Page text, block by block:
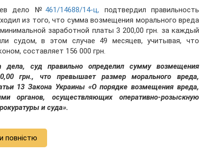
дело № 461/14688/14-ц, подтвердил правильность
из того, что сумма возмещения морального вреда
заработной платы 3 200,00 грн. за каждый
судом, в этом случае 49 месяцев, учитывая, что
составляет 156 000 грн.
суд правильно определил сумму возмещения
грн., что превышает размер морального вреда,
13 Закона Украины «О порядке возмещения вреда,
органов, осуществляющих оперативно-розыскную
и суда».
повністю